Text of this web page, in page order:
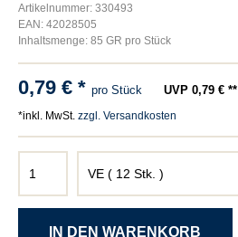
Artikelnummer: 330493
EAN: 42028505
Inhaltsmenge: 85 GR pro Stück
0,79 € * pro Stück UVP 0,79 € **
*inkl. MwSt. zzgl. Versandkosten